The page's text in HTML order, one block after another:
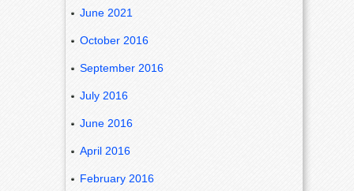
June 2021
October 2016
September 2016
July 2016
June 2016
April 2016
February 2016